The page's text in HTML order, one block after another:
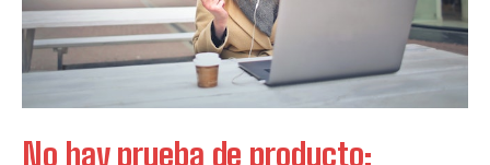
No hay prueba de producto: